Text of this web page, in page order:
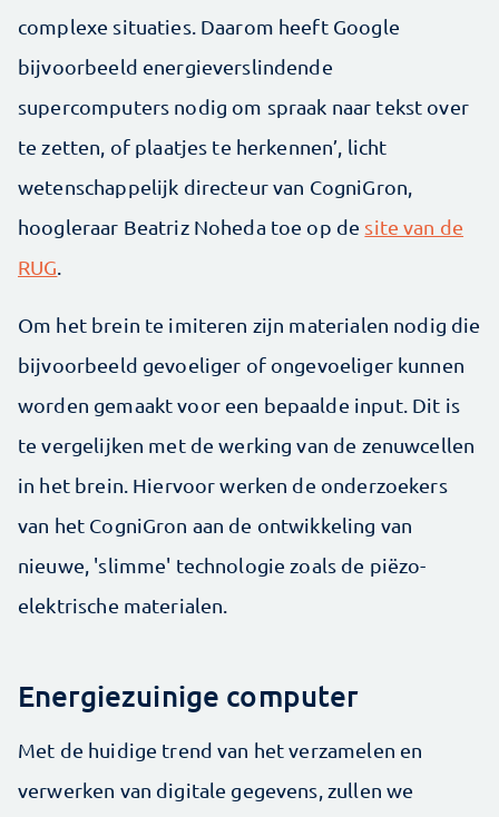
complexe situaties. Daarom heeft Google
bijvoorbeeld energieverslindende
supercomputers nodig om spraak naar tekst over
te zetten, of plaatjes te herkennen’, licht
wetenschappelijk directeur van CogniGron,
hoogleraar Beatriz Noheda toe op de site van de
RUG.
Om het brein te imiteren zijn materialen nodig die
bijvoorbeeld gevoeliger of ongevoeliger kunnen
worden gemaakt voor een bepaalde input. Dit is
te vergelijken met de werking van de zenuwcellen
in het brein. Hiervoor werken de onderzoekers
van het CogniGron aan de ontwikkeling van
nieuwe, 'slimme' technologie zoals de piëzo-
elektrische materialen.
Energiezuinige computer
Met de huidige trend van het verzamelen en
verwerken van digitale gegevens, zullen we